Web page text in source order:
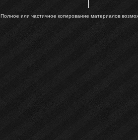
Полное или частичное копирование материалов